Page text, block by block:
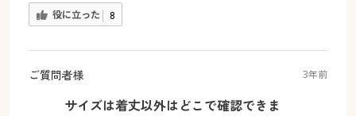
役に立った 8
ご質問者様 3年前
サイズは着丈以外はどこで確認できま